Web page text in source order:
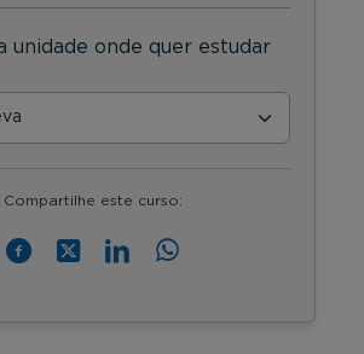
unidade onde quer estudar
Compartilhe este curso: